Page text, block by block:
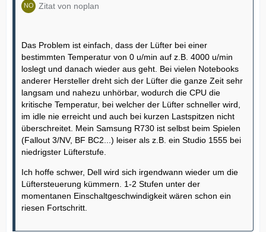
Zitat von noplan
Das Problem ist einfach, dass der Lüfter bei einer
bestimmten Temperatur von 0 u/min auf z.B. 4000 u/min
loslegt und danach wieder aus geht. Bei vielen Notebooks
anderer Hersteller dreht sich der Lüfter die ganze Zeit sehr
langsam und nahezu unhörbar, wodurch die CPU die
kritische Temperatur, bei welcher der Lüfter schneller wird,
im idle nie erreicht und auch bei kurzen Lastspitzen nicht
überschreitet. Mein Samsung R730 ist selbst beim Spielen
(Fallout 3/NV, BF BC2...) leiser als z.B. ein Studio 1555 bei
niedrigster Lüfterstufe.
Ich hoffe schwer, Dell wird sich irgendwann wieder um die
Lüftersteuerung kümmern. 1-2 Stufen unter der
momentanen Einschaltgeschwindigkeit wären schon ein
riesen Fortschritt.